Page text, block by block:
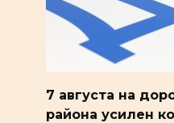
7 августа на
района усилен